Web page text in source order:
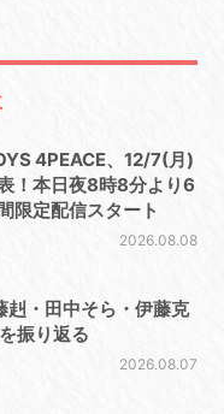
4PEACE、12/7(月)
！本日夜8時8分より6
限定配信スタート
2026.08.08
・田中そら・伊藤克
振り返る
2026.08.07